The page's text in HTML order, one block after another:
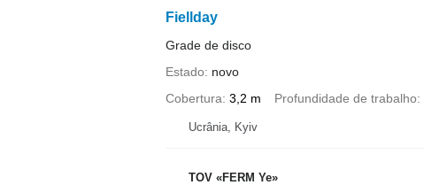
Fiellday
Grade de disco
Estado
novo
Cobertura 3,2 m Profundidade de trabalho
Ucrânia, Kyiv
TOV «FERM Ye»